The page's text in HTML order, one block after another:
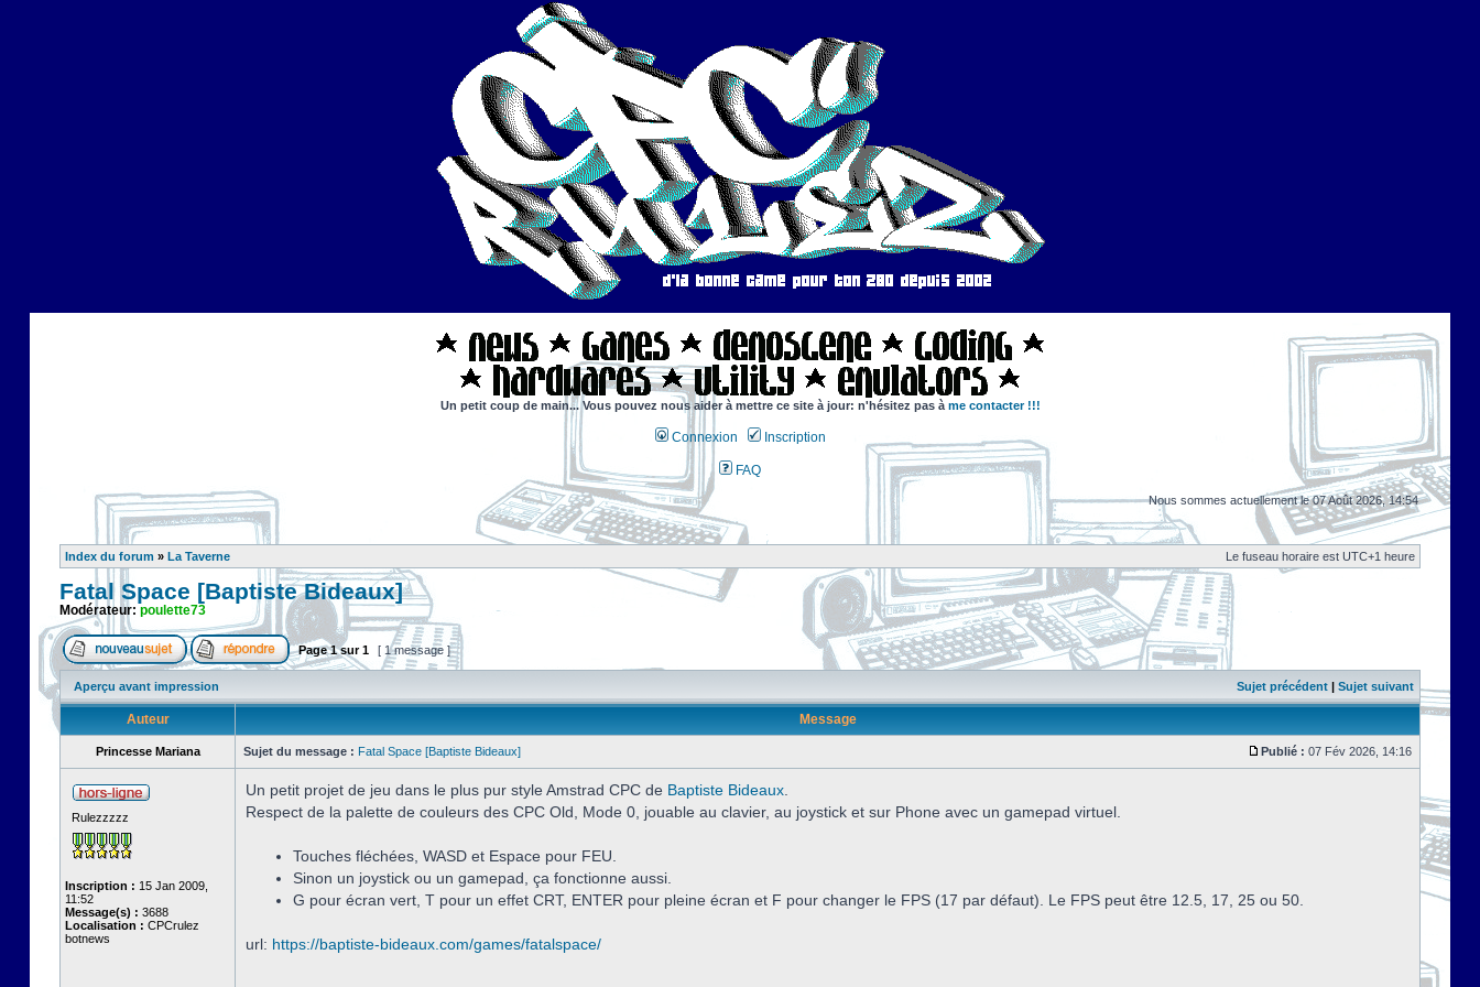
Un petit coup de main... Vous pouvez nous aider à mettre ce site à jour: n'hésitez pas à me contacter !!!
Connexion Inscription
FAQ
Nous sommes actuellement le 07 Août 2026, 14:54
Index du forum » La Taverne Le fuseau horaire est UTC+1 heure
Fatal Space [Baptiste Bideaux]
Modérateur: poulette73
Page1sur1 [ 1 message ]
Aperçu avant impression Sujet précédent | Sujet suivant
Auteur Message
Princesse Mariana Sujet du message : Fatal Space [Baptiste Bideaux] Publié : 07 Fév 2026, 14:16
Rulezzzzz
Inscription : 15 Jan 2009,
11:52
Message(s) : 3688
Localisation : CPCrulez
botnews
Un petit projet de jeu dans le plus pur style Amstrad CPC de Baptiste Bideaux
Respect de la palette de couleurs des CPC Old, Mode 0, jouable au clavier, au joystick et sur Phone avec un gamepad virtuel.
Touches fléchées, WASD et Espace pour FEU.
Sinon un joystick ou un gamepad, ça fonctionne aussi.
G pour écran vert, T pour un effet CRT, ENTER pour pleine écran et F pour changer le FPS (17 par défaut). Le FPS peut être 12.5, 17, 25 ou 50.
url: https://baptiste-bideaux.com/games/fatalspace/